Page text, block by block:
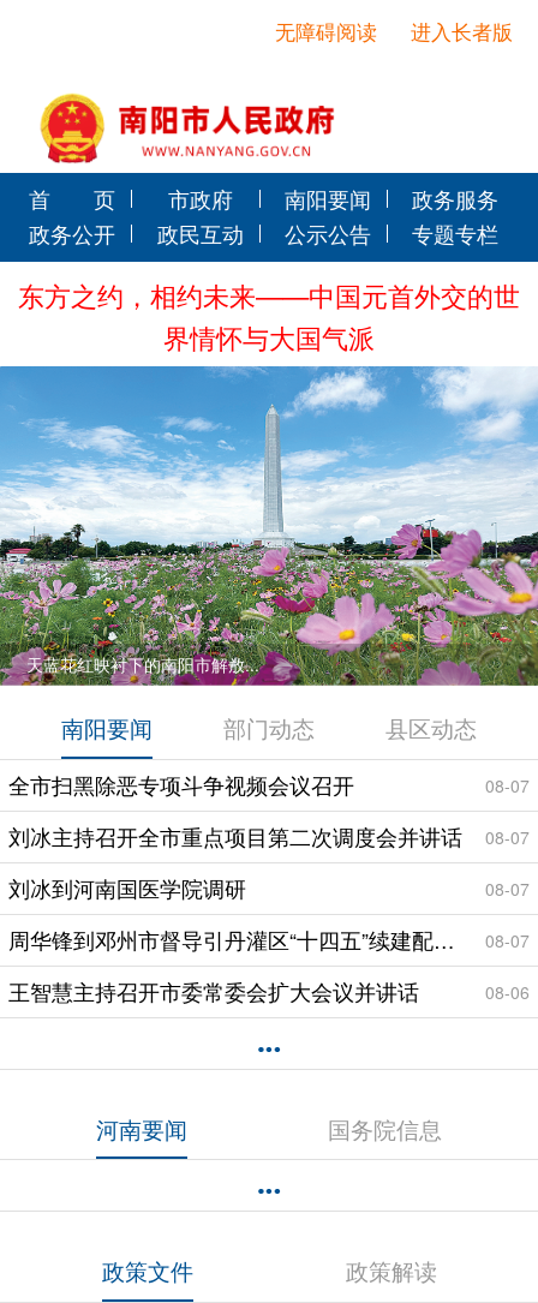
进入长者版
无障碍阅读
首 页 市政府 南阳要闻
政务服务
政务公开
政民互动 公示公告 专题专栏
东方之约，相约未来——中国元首外交的世
界情怀与大国气派
天蓝花红映衬下的南阳市解放...
南阳要闻 部门动态 县区动态
全市扫黑除恶专项斗争视频会议召开 08-07
刘冰主持召开全市重点项目第二次调度会并讲话 08-07
刘冰到河南国医学院调研 08-07
周华锋到邓州市督导引丹灌区“十四五”续建配套与现代化改造项目推进工作 08-07
王智慧主持召开市委常委会扩大会议并讲话 08-06
河南要闻 国务院信息
政策文件 政策解读